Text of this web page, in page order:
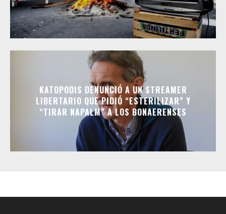
KATOPODIS DENUNCIÓ A UN STREAMER
LIBERTARIO QUE PIDIÓ “ESTERILIZAR” Y
“TIRAR NAPALM” A LOS BONAERENSES